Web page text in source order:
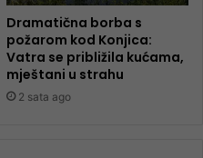
Dramatična borba s
požarom kod Konjica:
Vatra se približila kućama,
mještani u strahu
2 sata ago